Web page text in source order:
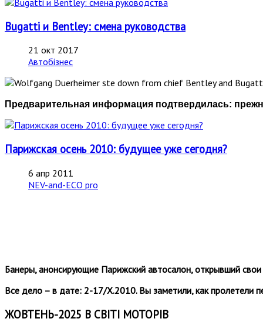
Bugatti и Bentley: смена руководства
21 окт 2017
Автобізнес
Предварительная информация подтвердилась:
Парижская осень 2010: будущее уже сегодня?
6 апр 2011
NEV-and-ECO pro
Банеры, анонсирующие Парижский автосалон, открывший
Все дело – в дате: 2-17/Х.2010. Вы заметили, как пролетели
ЖОВТЕНЬ-2025 В СВІТІ МОТОРІВ